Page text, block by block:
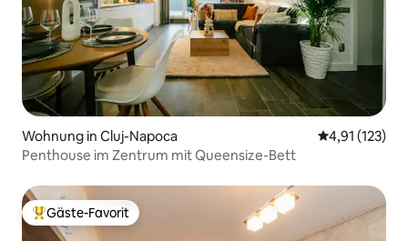
Wohnung in Cluj-Napoca
4,91 (123)
Penthouse im Zentrum mit Queensize-Bett
Beliebter Gäste-Favorit.
Gäste-Favorit